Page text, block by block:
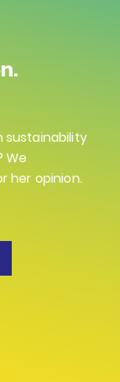
sustainability
We
her opinion.